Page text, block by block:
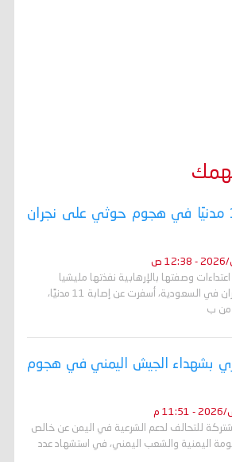
عاجل / إصابة 11 مدنيًا في هجوم حوثي على نجران
وصفتها بالإرهابية نفذتها مليشيا
الحوثي على منطقة نجران في السعودية، أسفرت عن إصابة 11 مدنيًا،
من ب
بشهداء الجيش اليمني في هجوم
للتحالف لدعم الشرعية في اليمن عن خالص
اليمنية والشعب اليمني، في استشهاد عدد